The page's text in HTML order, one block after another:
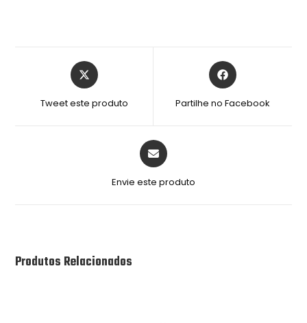
Tweet este produto Partilhe no Facebook
Envie este produto
Produtos Relacionados